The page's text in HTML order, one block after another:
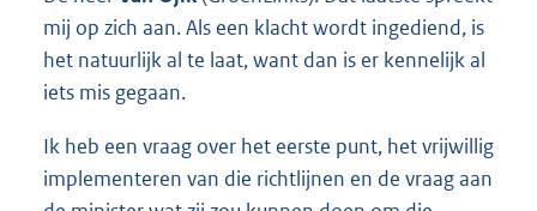
mij op zich aan. Als een klacht wordt ingediend, is
het natuurlijk al te laat, want dan is er kennelijk al
iets mis gegaan.
Ik heb een vraag over het eerste punt, het vrijwillig
implementeren van die richtlijnen en de vraag aan